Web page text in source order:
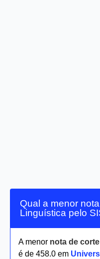
Qual a menor
Linguística pelo
A menor nota de
é de 458.0 em